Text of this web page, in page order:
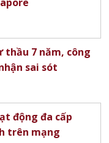
thầu 7 năm, công
sai sót
động đa cấp
trên mạng